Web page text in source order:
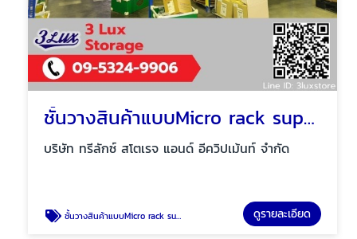
ชั้นวางสินค้าแบบMicro rack support Mezzanine floor
บริษัท ทรีลักซ์ สโตเรจ แอนด์ อีควิปเม้นท์ จำกัด
ชั้นวางสินค้าแบบMicro rack support Mezzanine floor ดูรายละเอียด